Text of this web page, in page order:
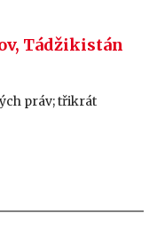
Tádžikistán
práv; třikrát